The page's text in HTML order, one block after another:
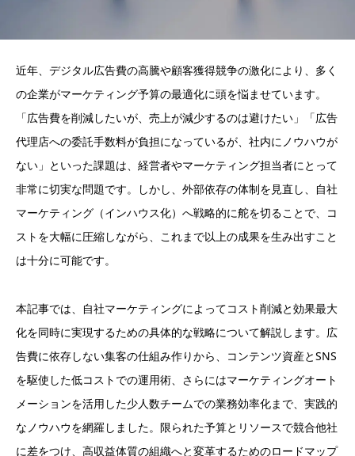
近年、デジタル広告費の高騰や顧客獲得競争の激化により、多く
の企業がマーケティング予算の最適化に頭を悩ませています。
「広告費を削減したいが、売上が減少するのは避けたい」「広告
代理店への委託手数料が負担になっているが、社内にノウハウが
ない」といった課題は、経営者やマーケティング担当者にとって
非常に切実な問題です。しかし、外部依存の体制を見直し、自社
マーケティング（インハウス化）へ戦略的に舵を切ることで、コ
ストを大幅に圧縮しながら、これまで以上の成果を生み出すこと
は十分に可能です。
本記事では、自社マーケティングによってコスト削減と効果最大
化を同時に実現するための具体的な戦略について解説します。広
告費に依存しない集客の仕組み作りから、コンテンツ資産とSNS
を駆使した低コストでの運用術、さらにはマーケティングオート
メーションを活用した少人数チームでの業務効率化まで、実践的
なノウハウを網羅しました。限られた予算とリソースで競合他社
に差をつけ、高収益体質の組織へと変革するためのロードマップ